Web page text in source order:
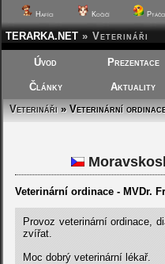
Hafíci Kočičí Ptáčci
TERARKA.NET » Veterináři
Úvod Prezentace
Články Aktuality
Veterináři» Veterinární
Veterinární ordinace - MVDr.
Provoz veterinární ordinace,
zvířat.
Moc dobrý veterinární lékař.